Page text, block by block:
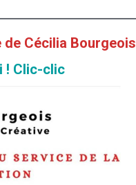
Cécilia Bourgeois
! Clic-clic